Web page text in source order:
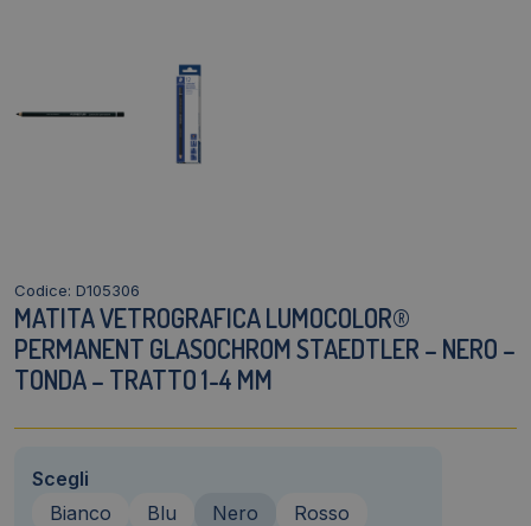
Codice: D105306
MATITA VETROGRAFICA LUMOCOLOR®
PERMANENT GLASOCHROM STAEDTLER – NERO –
TONDA – TRATTO 1-4 MM
Scegli
Bianco
Blu Nero Rosso